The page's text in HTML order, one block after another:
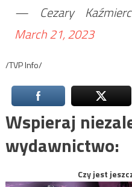
— Cezary
March 21, 2023
/TVP Info/
Wspieraj
wydawnictwo:
Czy jest